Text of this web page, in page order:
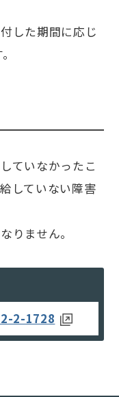
した期間に応じ
ていなかったこ
していない障害
りません。
2-1728